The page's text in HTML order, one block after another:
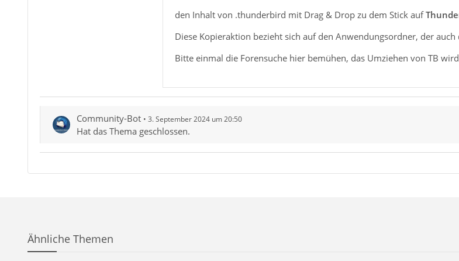
den Inhalt von .thunderbird mit Drag & Drop zu dem Stick auf
Diese Kopieraktion bezieht sich auf den Anwendungsordner, der
Bitte einmal die Forensuche hier bemühen, das Umziehen von TB
Community-Bot 3. September 2024 um 20:50
Hat das Thema geschlossen.
Ähnliche Themen